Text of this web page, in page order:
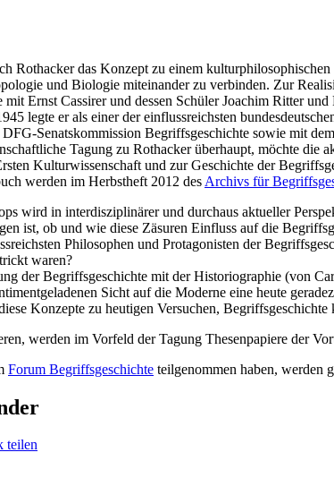
Rothacker das Konzept zu einem
und Biologie miteinander zu verbinden. Zur
Ernst Cassirer und dessen Schüler Joachim Ritter
legte er als einer der einflussreichsten
Senatskommission Begriffsgeschichte sowie mit dem
Tagung zu Rothacker überhaupt, möchte
Kulturwissenschaft und zur Geschichte der
werden im Herbstheft 2012 des Archivs für
wird in interdisziplinärer und durchaus aktueller
ist, ob und wie diese Zäsuren Einfluss auf die
Philosophen und Protagonisten der
waren?
der Begriffsgeschichte mit der Historiographie (von
Sicht auf die Moderne eine heute
Konzepte zu heutigen Versuchen,
werden im Vorfeld der Tagung Thesenpapiere der
Forum Begriffsgeschichte teilgenommen haben, werden
teilen